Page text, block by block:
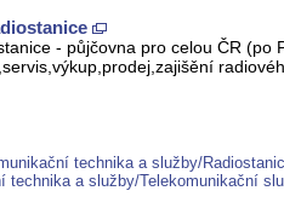
- půjčovna pro celou ČR
technika a služby/
technika a služby/Telekomunikační